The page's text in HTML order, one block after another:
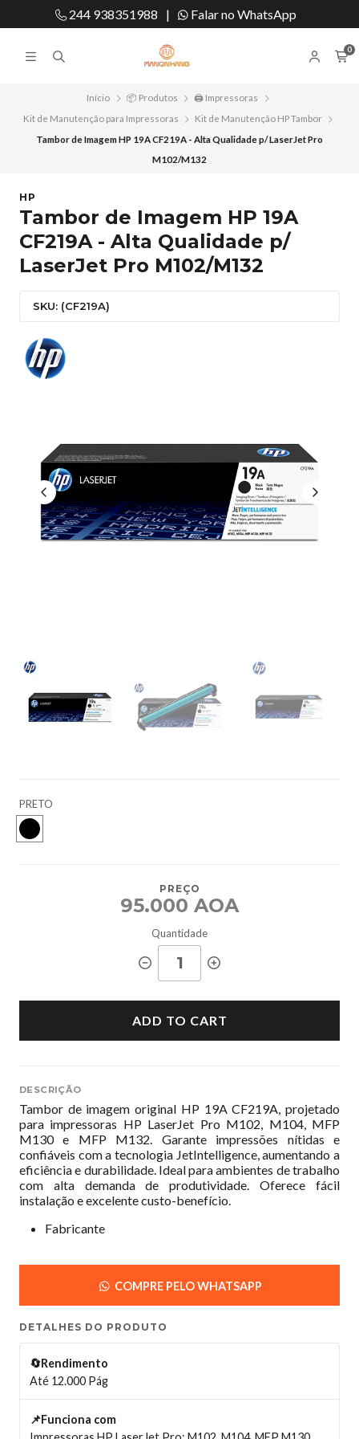
244 938351988 | Falar no WhatsApp
0
Início 📦 Produtos
🖨️ Impressoras
Kit de Manutenção para Impressoras
Kit de Manutenção HP Tambor
Tambor de Imagem HP 19A CF219A - Alta Qualidade p/ LaserJet Pro
M102/M132
HP
Tambor de Imagem HP 19A
CF219A - Alta Qualidade p/
LaserJet Pro M102/M132
SKU: (CF219A)
PRETO
PREÇO
95.000 AOA
Quantidade
ADD TO CART
DESCRIÇÃO
Tambor de imagem original HP 19A CF219A, projetado
para impressoras HP LaserJet Pro M102, M104, MFP
M130 e MFP M132. Garante impressões nítidas e
confiáveis com a tecnologia JetIntelligence, aumentando a
eficiência e durabilidade. Ideal para ambientes de trabalho
com alta demanda de produtividade. Oferece fácil
instalação e excelente custo-benefício.
Fabricante
COMPRE PELO WHATSAPP
DETALHES DO PRODUTO
🔄Rendimento
Até 12.000 Pág
📌Funciona com